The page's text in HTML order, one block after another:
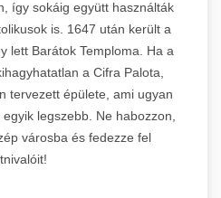
így sokáig együtt használták
is. 1647 után került a
lett Barátok Temploma. Ha a
a Cifra Palota,
tervezett épülete, ami ugyan
legszebb. Ne habozzon,
városba és fedezze fel